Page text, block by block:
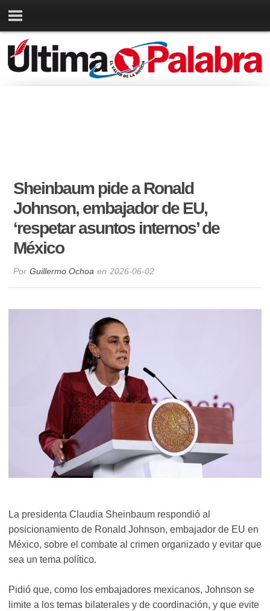
Sheinbaum pide a Ronald
Johnson, embajador de EU,
‘respetar asuntos internos’ de
México
Por Guillermo Ochoa en 2026-06-02
La presidenta Claudia Sheinbaum respondió al
posicionamiento de Ronald Johnson, embajador de EU en
México, sobre el combate al crimen organizado y evitar que
sea un tema político.
Pidió que, como los embajadores mexicanos, Johnson se
limite a los temas bilaterales y de coordinación, y que evite